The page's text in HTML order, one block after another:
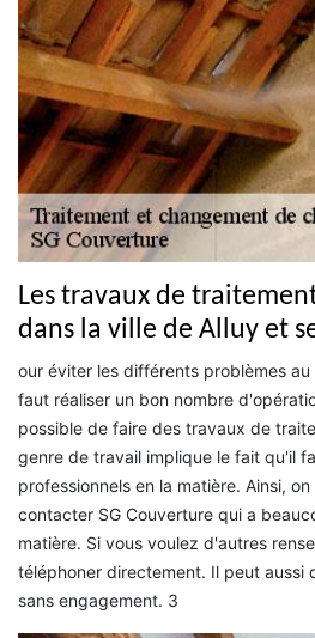
Les travaux de
dans la ville de Alluy et
our éviter les différents problèmes
faut réaliser un bon nombre
possible de faire des travaux de
genre de travail implique le fait qu'il
professionnels en la matière. Ainsi,
contacter SG Couverture qui a
matière. Si vous voulez d'autres
téléphoner directement. Il peut aussi
sans engagement. 3